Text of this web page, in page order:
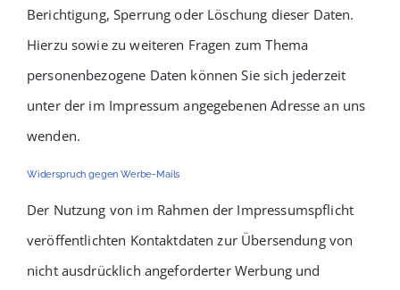
Berichtigung, Sperrung oder Löschung dieser Daten.
Hierzu sowie zu weiteren Fragen zum Thema
personenbezogene Daten können Sie sich jederzeit
unter der im Impressum angegebenen Adresse an uns
wenden.
Widerspruch gegen Werbe-Mails
Der Nutzung von im Rahmen der Impressumspflicht
veröffentlichten Kontaktdaten zur Übersendung von
nicht ausdrücklich angeforderter Werbung und